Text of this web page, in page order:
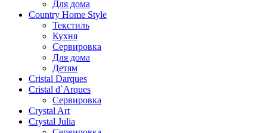
Для дома
Country Home Style
Текстиль
Кухня
Сервировка
Для дома
Детям
Cristal Darques
Cristal d`Arques
Сервировка
Crystal Art
Crystal Julia